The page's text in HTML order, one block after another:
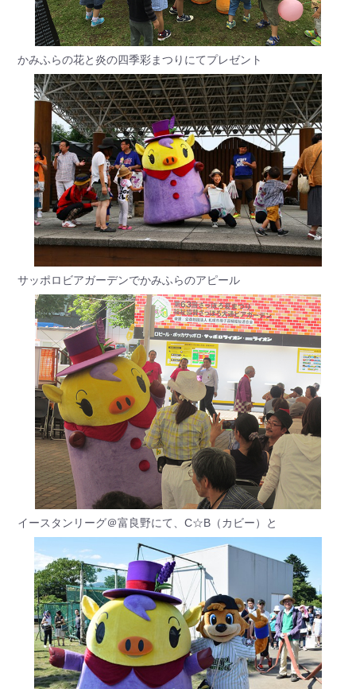
かみふらの花と炎の四季彩まつりにてプレゼント
サッポロビアガーデンでかみふらのアピール
イースタンリーグ＠富良野にて、C☆B（カビー）と